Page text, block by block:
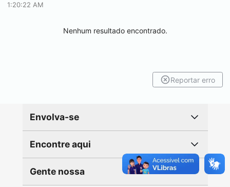
1:20:22 AM
Nenhum resultado encontrado.
Reportar erro
Envolva-se
Encontre aqui
Gente nossa